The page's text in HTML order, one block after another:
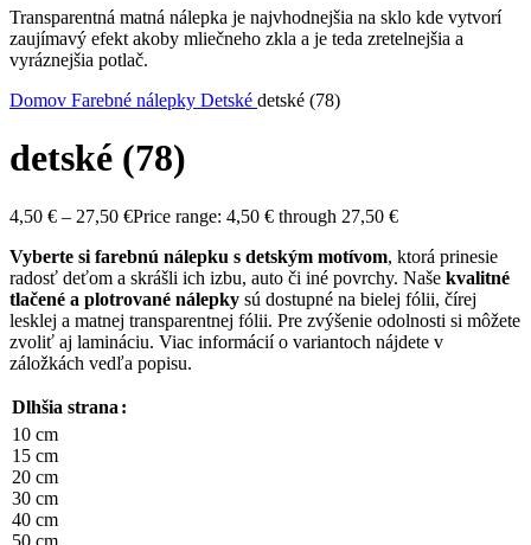
Transparentná matná nálepka je najvhodnejšia na sklo kde vytvorí
zaujímavý efekt akoby mliečneho zkla a je teda zretelnejšia a
vyráznejšia potlač.
Domov Farebné nálepky Detské detské (78)
detské (78)
4,50 € – 27,50 €Price range: 4,50 € through 27,50 €
Vyberte si farebnú nálepku s detským motívom, ktorá prinesie
radosť deťom a skrášli ich izbu, auto či iné povrchy. Naše kvalitné
tlačené a plotrované nálepky sú dostupné na bielej fólii, čírej
lesklej a matnej transparentnej fólii. Pre zvýšenie odolnosti si môžete
zvoliť aj lamináciu. Viac informácií o variantoch nájdete v
záložkách vedľa popisu.
Dlhšia strana
10 cm
15 cm
20 cm
30 cm
40 cm